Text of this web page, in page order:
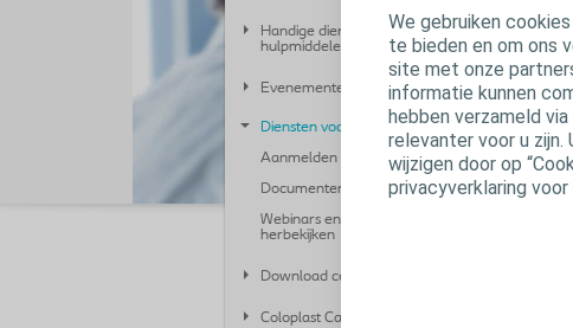
We gebruiken
te bieden en om ons
site met onze
informatie kunnen
hebben verzameld
relevanter voor u
wijzigen door op
privacyverklaring
Handige diensten en
hulpmiddelen voor gebruikers
Evenementen
Diensten voor professionals
Aanmelden voor de nieuwsbrief
Documenten voor verdelers
Webinars en evenementen
herbekijken
Download center
Coloplast Career Portal